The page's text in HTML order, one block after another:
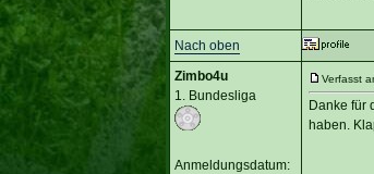
Nach oben
Zimbo4u
1. Bundesliga
Anmeldungsdatum:
Verfasst
Danke für
haben.